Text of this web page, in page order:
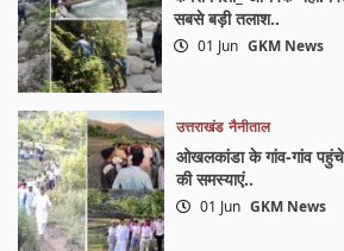
सबसे बड़ी तलाश..
01 Jun GKM News
उत्तराखंड नैनीताल
ओखलकांडा के गांव-गांव पहुंचे
की समस्याएं..
01 Jun GKM News